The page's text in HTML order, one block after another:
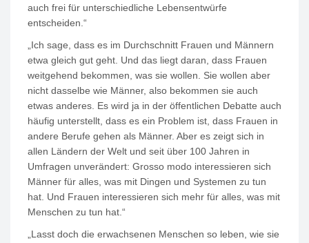
auch frei für unterschiedliche Lebensentwürfe
entscheiden.“
„Ich sage, dass es im Durchschnitt Frauen und Männern
etwa gleich gut geht. Und das liegt daran, dass Frauen
weitgehend bekommen, was sie wollen. Sie wollen aber
nicht dasselbe wie Männer, also bekommen sie auch
etwas anderes. Es wird ja in der öffentlichen Debatte auch
häufig unterstellt, dass es ein Problem ist, dass Frauen in
andere Berufe gehen als Männer. Aber es zeigt sich in
allen Ländern der Welt und seit über 100 Jahren in
Umfragen unverändert: Grosso modo interessieren sich
Männer für alles, was mit Dingen und Systemen zu tun
hat. Und Frauen interessieren sich mehr für alles, was mit
Menschen zu tun hat.“
„Lasst doch die erwachsenen Menschen so leben, wie sie